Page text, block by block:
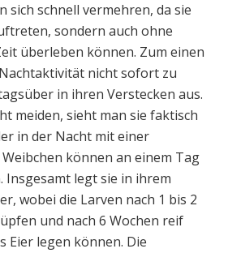
sich schnell vermehren, da sie
sondern auch ohne
überleben können. Zum einen
nicht sofort zu
in ihren Verstecken aus.
meiden, sieht man sie faktisch
in der Nacht mit einer
können an einem Tag
Insgesamt legt sie in ihrem
wobei die Larven nach 1 bis 2
und nach 6 Wochen reif
Eier legen können. Die